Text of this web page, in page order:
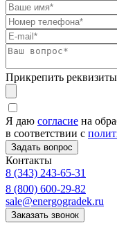
Прикрепить
Я даю согласие на
в соответствии с
Контакты
8 (343) 243-65-31
8 (800) 600-29-82
sale@energogradek.ru